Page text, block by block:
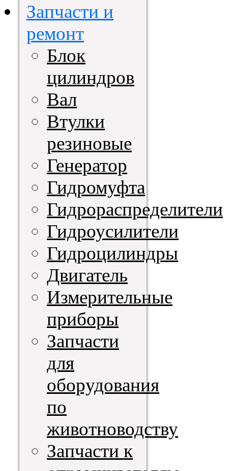
Запчасти и
ремонт
Блок
цилиндров
Вал
Втулки
резиновые
Генератор
Гидромуфта
Гидрораспределители
Гидроусилители
Гидроцилиндры
Двигатель
Измерительные
приборы
Запчасти
для
оборудования
по
животноводству
Запчасти к